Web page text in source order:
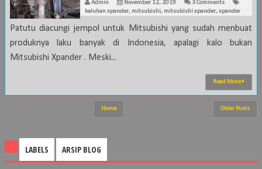
Admin November 12, 2019
3 Comments
keluhan xpander, mitsubishi, mitsubishi xpander,xpander
Patutu diacungi jempol untuk Mitsubishi yang sudah menbuat
produknya laku banyak di Indonesia, apalagi kalo bukan
Mitsubishi Xpander . Meski...
Read More
Older Posts
Home
LABELS ARSIP BLOG